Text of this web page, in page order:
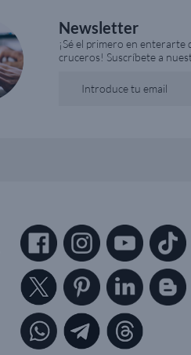
Newsletter
¡Sé el primero en
cruceros! Suscríbete a
Introduce tu email